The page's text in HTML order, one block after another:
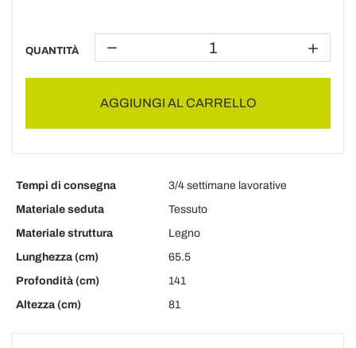
QUANTITÀ
AGGIUNGI AL CARRELLO
Tempi di consegna
3/4 settimane lavorative
Materiale seduta
Tessuto
Materiale struttura
Legno
Lunghezza (cm)
65.5
Profondità (cm)
141
Altezza (cm)
81